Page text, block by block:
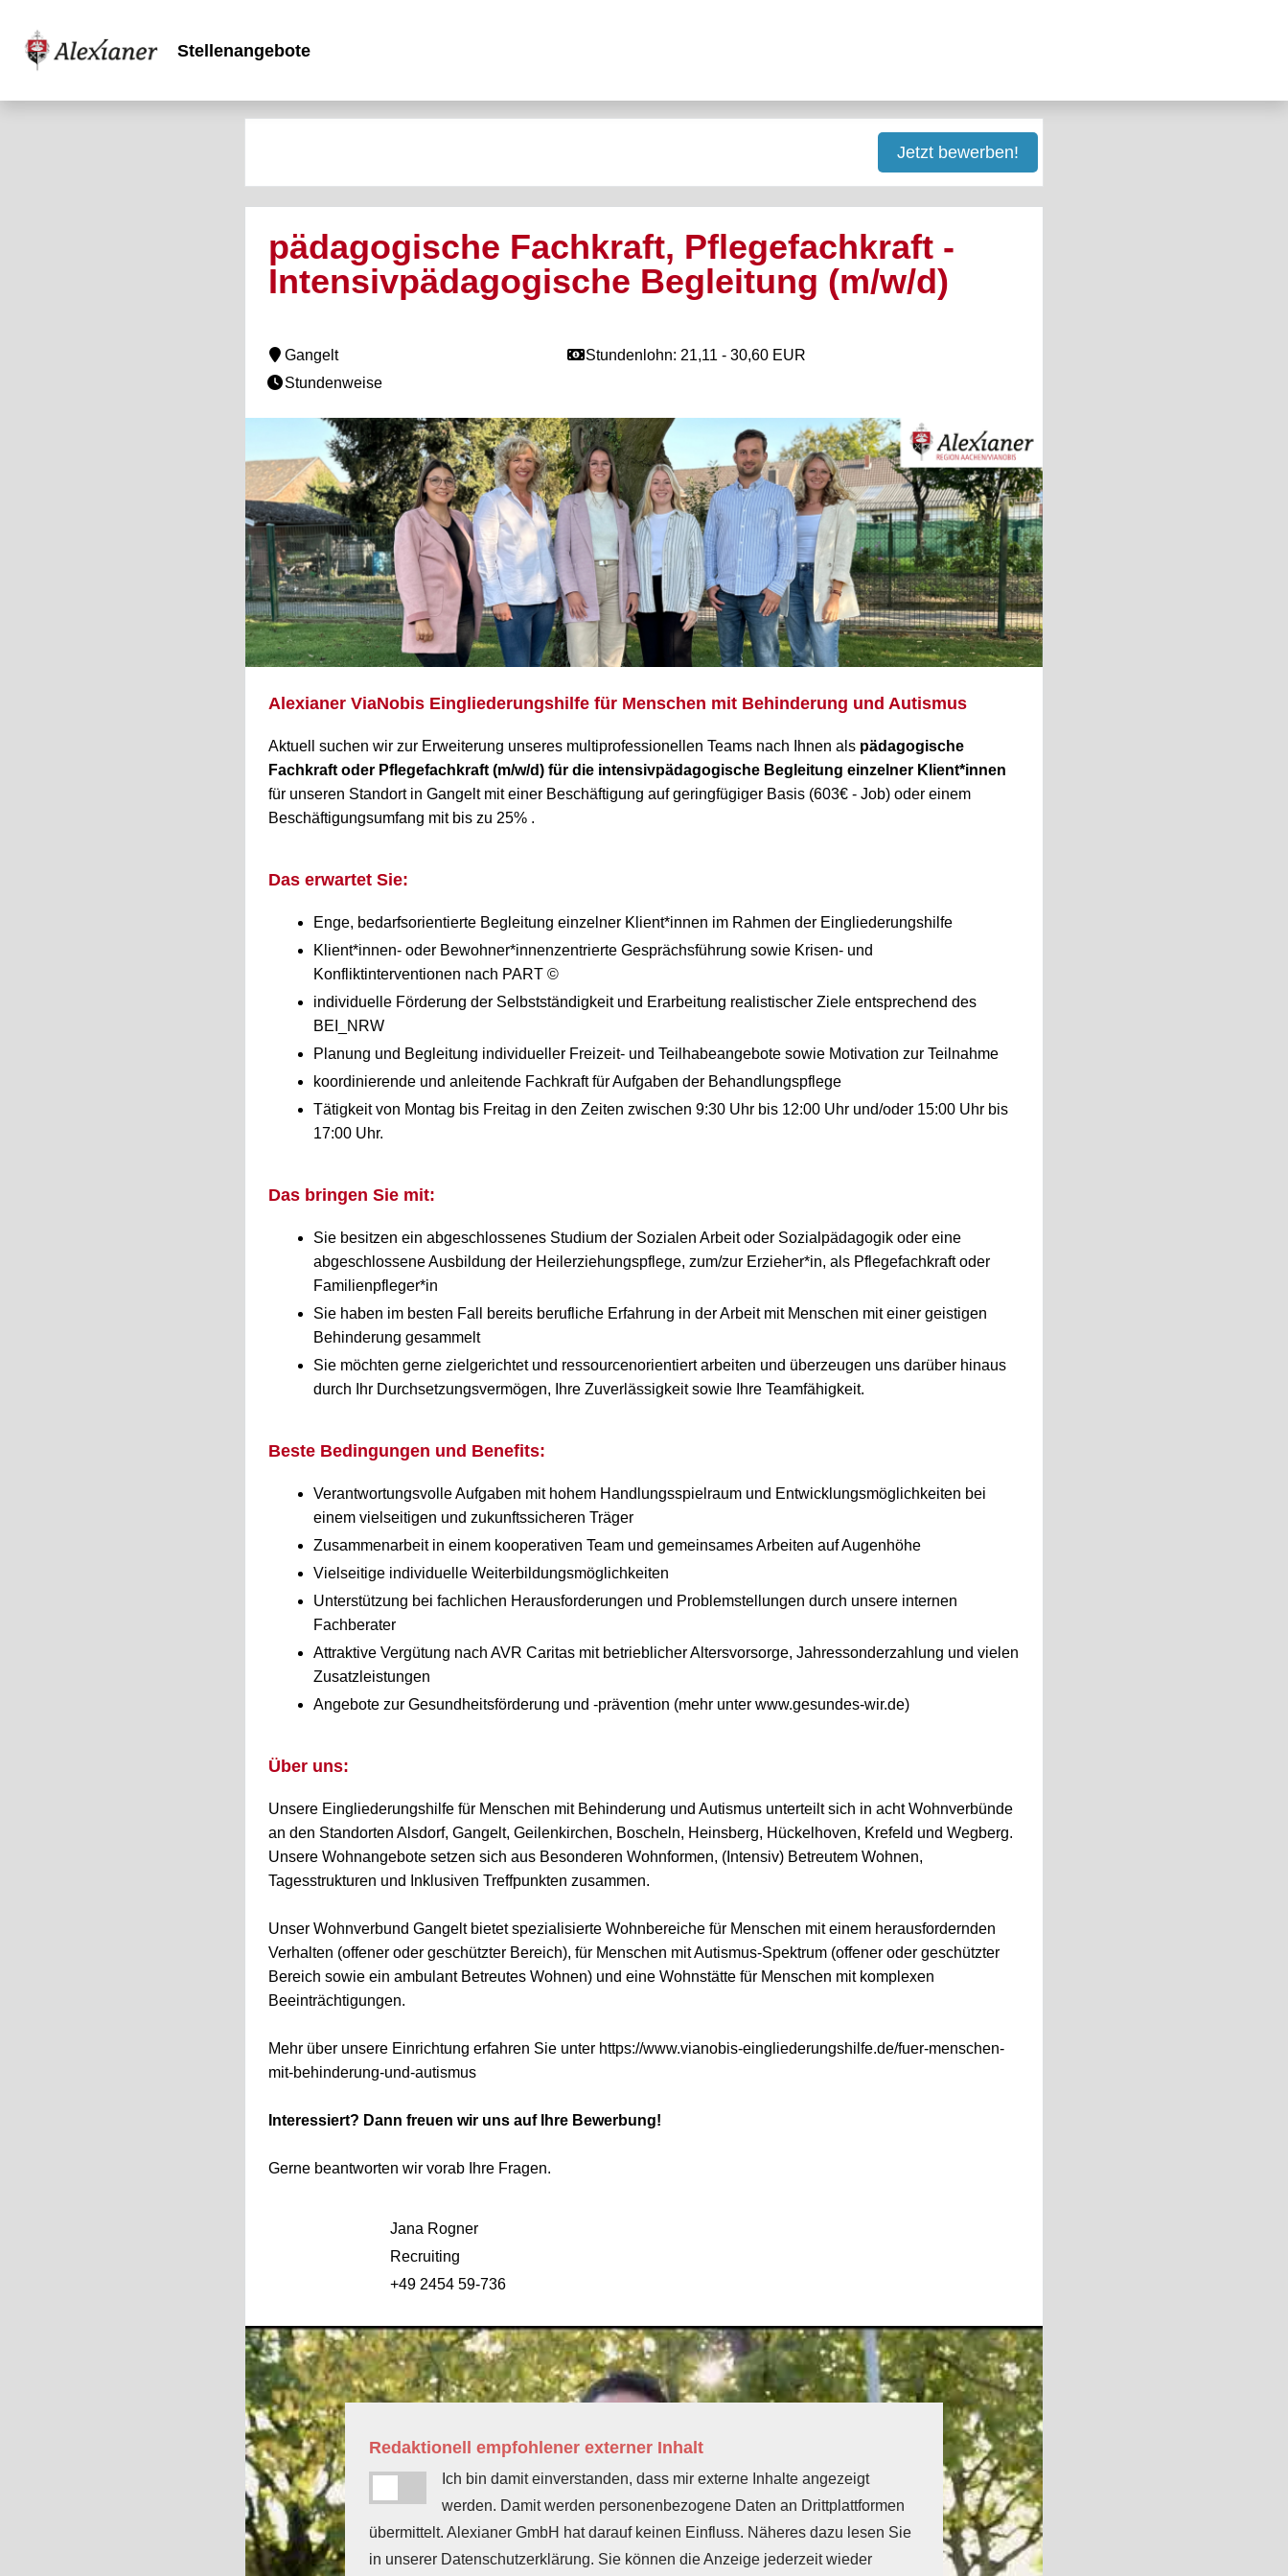
Stellenangebote
Jetzt bewerben!
pädagogische Fachkraft, Pflegefachkraft -
Intensivpädagogische Begleitung (m/w/d)
Gangelt
Stundenweise
Stundenlohn: 21,11 - 30,60 EUR
Alexianer ViaNobis Eingliederungshilfe für Menschen mit Behinderung und Autismus
Aktuell suchen wir zur Erweiterung unseres multiprofessionellen Teams nach Ihnen als pädagogische
Fachkraft oder Pflegefachkraft (m/w/d) für die intensivpädagogische Begleitung einzelner Klient*innen
für unseren Standort in Gangelt mit einer Beschäftigung auf geringfügiger Basis (603€ - Job) oder einem
Beschäftigungsumfang mit bis zu 25% .
Das erwartet Sie:
Enge, bedarfsorientierte Begleitung einzelner Klient*innen im Rahmen der Eingliederungshilfe
Klient*innen- oder Bewohner*innenzentrierte Gesprächsführung sowie Krisen- und
Konfliktinterventionen nach PART ©
individuelle Förderung der Selbstständigkeit und Erarbeitung realistischer Ziele entsprechend des
BEI_NRW
Planung und Begleitung individueller Freizeit- und Teilhabeangebote sowie Motivation zur Teilnahme
koordinierende und anleitende Fachkraft für Aufgaben der Behandlungspflege
Tätigkeit von Montag bis Freitag in den Zeiten zwischen 9:30 Uhr bis 12:00 Uhr und/oder 15:00 Uhr bis
17:00 Uhr.
Das bringen Sie mit:
Sie besitzen ein abgeschlossenes Studium der Sozialen Arbeit oder Sozialpädagogik oder eine
abgeschlossene Ausbildung der Heilerziehungspflege, zum/zur Erzieher*in, als Pflegefachkraft oder
Familienpfleger*in
Sie haben im besten Fall bereits berufliche Erfahrung in der Arbeit mit Menschen mit einer geistigen
Behinderung gesammelt
Sie möchten gerne zielgerichtet und ressourcenorientiert arbeiten und überzeugen uns darüber hinaus
durch Ihr Durchsetzungsvermögen, Ihre Zuverlässigkeit sowie Ihre Teamfähigkeit.
Beste Bedingungen und Benefits:
Verantwortungsvolle Aufgaben mit hohem Handlungsspielraum und Entwicklungsmöglichkeiten bei
einem vielseitigen und zukunftssicheren Träger
Zusammenarbeit in einem kooperativen Team und gemeinsames Arbeiten auf Augenhöhe
Vielseitige individuelle Weiterbildungsmöglichkeiten
Unterstützung bei fachlichen Herausforderungen und Problemstellungen durch unsere internen
Fachberater
Attraktive Vergütung nach AVR Caritas mit betrieblicher Altersvorsorge, Jahressonderzahlung und vielen
Zusatzleistungen
Angebote zur Gesundheitsförderung und -prävention (mehr unter www.gesundes-wir.de)
Über uns:
Unsere Eingliederungshilfe für Menschen mit Behinderung und Autismus unterteilt sich in acht Wohnverbünde
an den Standorten Alsdorf, Gangelt, Geilenkirchen, Boscheln, Heinsberg, Hückelhoven, Krefeld und Wegberg.
Unsere Wohnangebote setzen sich aus Besonderen Wohnformen, (Intensiv) Betreutem Wohnen,
Tagesstrukturen und Inklusiven Treffpunkten zusammen.
Unser Wohnverbund Gangelt bietet spezialisierte Wohnbereiche für Menschen mit einem herausfordernden
Verhalten (offener oder geschützter Bereich), für Menschen mit Autismus-Spektrum (offener oder geschützter
Bereich sowie ein ambulant Betreutes Wohnen) und eine Wohnstätte für Menschen mit komplexen
Beeinträchtigungen.
Mehr über unsere Einrichtung erfahren Sie unter https://www.vianobis-eingliederungshilfe.de/fuer-menschen-
mit-behinderung-und-autismus
Interessiert? Dann freuen wir uns auf Ihre Bewerbung!
Gerne beantworten wir vorab Ihre Fragen.
Jana Rogner
Recruiting
+49 2454 59-736
Redaktionell empfohlener externer Inhalt
Ich bin damit einverstanden, dass mir externe Inhalte angezeigt
werden. Damit werden personenbezogene Daten an Drittplattformen
übermittelt. Alexianer GmbH hat darauf keinen Einfluss. Näheres dazu lesen Sie
in unserer Datenschutzerklärung. Sie können die Anzeige jederzeit wieder